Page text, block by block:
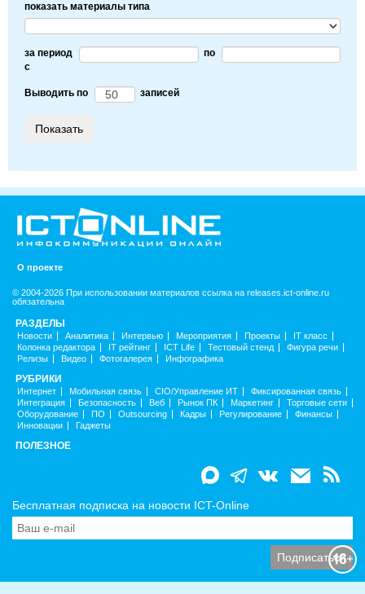
показать материалы типа
за период
c
по
Выводить по записей
О проекте
© 2004-2026 При использовании материалов ссылка на releases.ict-online.ru
обязательна
РАЗДЕЛЫ
Новости Аналитика Интервью Мероприятия Проекты
IT класс
Колонка редактора
IT рейтинг ICT Life Тестовый стенд
Фигура речи
Релизы
Видео Фотогалерея Инфографика
РУБРИКИ
Интернет Мобильная связь CIO/Управление ИТ
Фиксированная связь
Интеграция
Безопасность Веб Рынок ПК Маркетинг
Торговые сети
Оборудование
ПО Outsourcing Кадры Регулирование
Финансы
Инновации
Гаджеты
ПОЛЕЗНОЕ
Бесплатная подписка на новости ICT-Online